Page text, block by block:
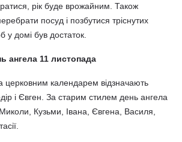
рік буде врожайним. Також
посуд і позбутися тріснутих
у домі був достаток.
ангела 11 листопада
церковним календарем відзначають
і Євген. За старим стилем день ангела
Кузьми, Івана, Євгена, Василя,